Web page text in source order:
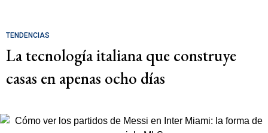
TENDENCIAS
La tecnología italiana que construye
casas en apenas ocho días